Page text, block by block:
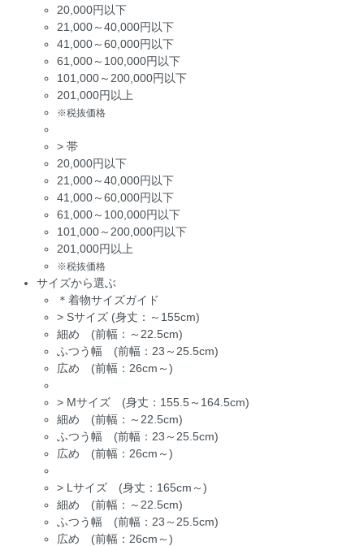
20,000円以下
21,000～40,000円以下
41,000～60,000円以下
61,000～100,000円以下
101,000～200,000円以下
201,000円以上
※税抜価格
> 帯
20,000円以下
21,000～40,000円以下
41,000～60,000円以下
61,000～100,000円以下
101,000～200,000円以下
201,000円以上
※税抜価格
サイズから選ぶ
＊着物サイズガイド
> Sサイズ (身丈：～155cm)
細め (前幅：～22.5cm)
ふつう幅 (前幅：23～25.5cm)
広め (前幅：26cm～)
> Mサイズ (身丈：155.5～164.5cm)
細め (前幅：～22.5cm)
ふつう幅 (前幅：23～25.5cm)
広め (前幅：26cm～)
> Lサイズ (身丈：165cm～)
細め (前幅：～22.5cm)
ふつう幅 (前幅：23～25.5cm)
広め (前幅：26cm～)